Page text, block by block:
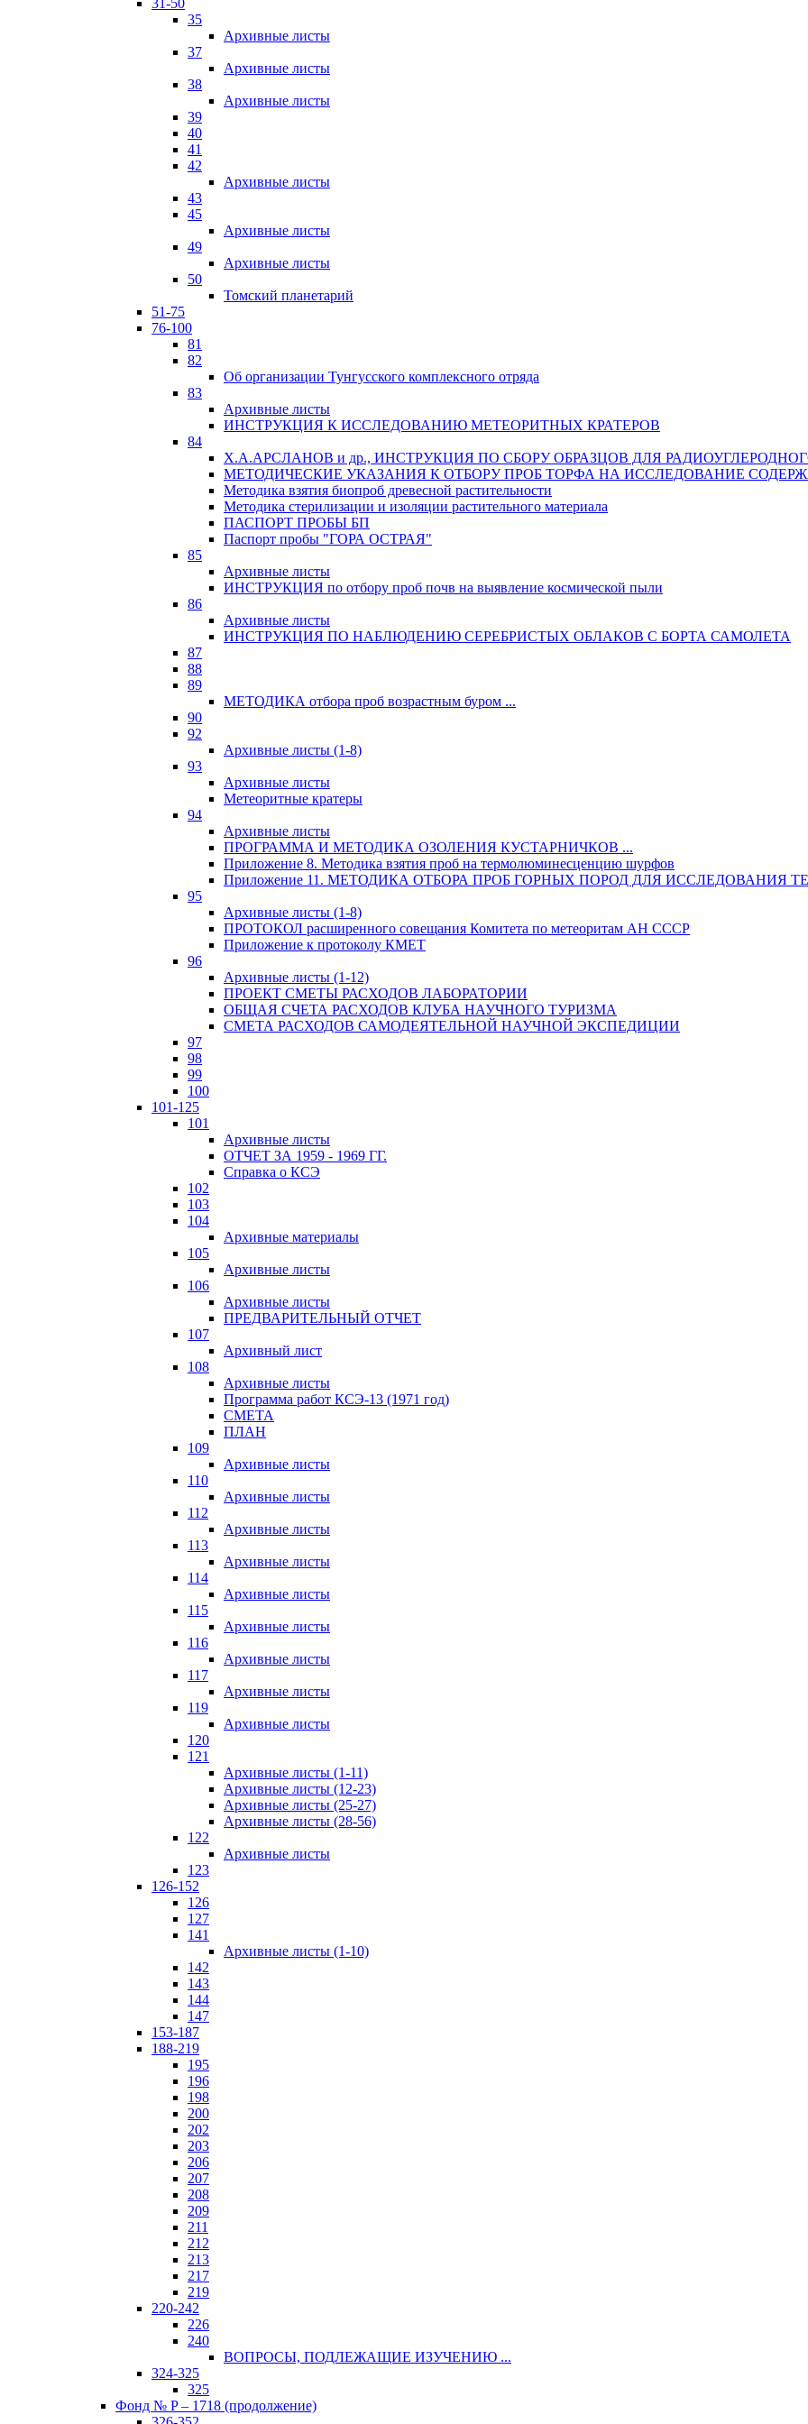
31-50
35
Архивные листы
37
Архивные листы
38
Архивные листы
39
40
41
42
Архивные листы
43
45
Архивные листы
49
Архивные листы
50
Томский планетарий
51-75
76-100
81
82
Об организации Тунгусского комплексного отряда
83
Архивные листы
ИНСТРУКЦИЯ К ИССЛЕДОВАНИЮ МЕТЕОРИТНЫХ КРАТЕРОВ
84
Х.А.АРСЛАНОВ и др., ИНСТРУКЦИЯ ПО СБОРУ ОБРАЗЦОВ ДЛЯ
МЕТОДИЧЕСКИЕ УКАЗАНИЯ К ОТБОРУ ПРОБ ТОРФА НА ИССЛЕДОВАНИЕ
Методика взятия биопроб древесной растительности
Методика стерилизации и изоляции растительного материала
ПАСПОРТ ПРОБЫ БП
Паспорт пробы "ГОРА ОСТРАЯ"
85
Архивные листы
ИНСТРУКЦИЯ по отбору проб почв на выявление космической пыли
86
Архивные листы
ИНСТРУКЦИЯ ПО НАБЛЮДЕНИЮ СЕРЕБРИСТЫХ ОБЛАКОВ С БОРТА САМОЛЕТА
87
88
89
МЕТОДИКА отбора проб возрастным буром ...
90
92
Архивные листы (1-8)
93
Архивные листы
Метеоритные кратеры
94
Архивные листы
ПРОГРАММА И МЕТОДИКА ОЗОЛЕНИЯ КУСТАРНИЧКОВ ...
Приложение 8. Методика взятия проб на термолюминесценцию шурфов
Приложение 11. МЕТОДИКА ОТБОРА ПРОБ ГОРНЫХ ПОРОД ДЛЯ
95
Архивные листы (1-8)
ПРОТОКОЛ расширенного совещания Комитета по метеоритам АН СССР
Приложение к протоколу КМЕТ
96
Архивные листы (1-12)
ПРОЕКТ СМЕТЫ РАСХОДОВ ЛАБОРАТОРИИ
ОБЩАЯ СЧЕТА РАСХОДОВ КЛУБА НАУЧНОГО ТУРИЗМА
СМЕТА РАСХОДОВ САМОДЕЯТЕЛЬНОЙ НАУЧНОЙ ЭКСПЕДИЦИИ
97
98
99
100
101-125
101
Архивные листы
ОТЧЕТ ЗА 1959 - 1969 ГГ.
Справка о КСЭ
102
103
104
Архивные материалы
105
Архивные листы
106
Архивные листы
ПРЕДВАРИТЕЛЬНЫЙ ОТЧЕТ
107
Архивный лист
108
Архивные листы
Программа работ КСЭ-13 (1971 год)
СМЕTA
ПЛАН
109
Архивные листы
110
Архивные листы
112
Архивные листы
113
Архивные листы
114
Архивные листы
115
Архивные листы
116
Архивные листы
117
Архивные листы
119
Архивные листы
120
121
Архивные листы (1-11)
Архивные листы (12-23)
Архивные листы (25-27)
Архивные листы (28-56)
122
Архивные листы
123
126-152
126
127
141
Архивные листы (1-10)
142
143
144
147
153-187
188-219
195
196
198
200
202
203
206
207
208
209
211
212
213
217
219
220-242
226
240
ВОПРОСЫ, ПОДЛЕЖАЩИЕ ИЗУЧЕНИЮ ...
324-325
325
Фонд № P – 1718 (продолжение)